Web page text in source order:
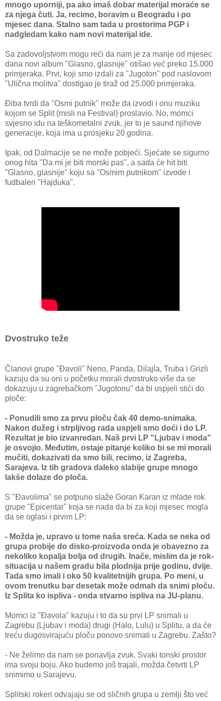
mnogo uporniji, pa ako imaš dobar materijal moraće se
za njega čuti. Ja, recimo, boravim u Beogradu i po
mjesec dana. Stalno sam tada u prostorima PGP i
nadgledam kako nam novi materijal ide.
Sa zadovoljstvom mogu reći da nam je za manje od mjesec
dana novi album "Glasno, glasnije" otišao već preko 15.000
primjeraka. Prvi, koji smo izdali za "Jugoton" pod naslovom
"Ulična molitva" dostigao je tiraž od 25.000 primjeraka.
Điba tvrdi da "Osmi putnik" može da izvodi i onu muziku
kojom se Split (misli na Festival) proslavio. No, momci
svjesno idu na teškometalni zvuk, jer to je saund njihove
generacije, koja ima u prosjeku 20 godina.
Ipak, od Dalmacije se ne može pobjeći. Sjećate se sigurno
onog hita "Da mi je biti morski pas", a sada će hit biti
"Glasno, glasnije" koju sa "Osmim putnikom" izvode i
fudbaleri "Hajduka".
Dvostruko teže
Članovi grupe "Đavoli" Neno, Panda, Dilajla, Truba i Grizli
kazuju da su oni u početku morali dvostruko više da se
dokazuju u zagrebačkom "Jugotonu" da bi uspjeli stići do
ploče:
- Ponudili smo za prvu ploču čak 40 demo-snimaka.
Nakon dužeg i strpljivog rada uspjeli smo doći i do LP.
Rezultat je bio izvanredan. Naš prvi LP "Ljubav i moda"
je osvojio. Međutim, ostaje pitanje koliko bi se mi morali
mučiti, dokazivati da smo bili, recimo, iz Zagreba,
Sarajeva. Iz tih gradova daleko slabije grupe mnogo
lakše dolaze do ploča.
S "Đavolima" se potpuno slaže Goran Karan iz mlade rok
grupe "Epicentar" koja se nada da bi za koji mjesec mogla
da se oglasi i prvim LP:
- Možda je, upravo u tome naša sreća. Kada se neka od
grupa probije do disko-proizvoda onda je obavezno za
nekoliko kopalja bolja od drugih. Inače, mislim da je rok-
situacija u našem gradu bila plodnija prije godinu, dvije.
Tada smo imali i oko 50 kvalitetnijih grupa. Po meni, u
ovom trenutku bar desetak može odmah da snimi ploču.
Iz Splita ko ispliva - onda stvarno ispliva na JU-planu.
Momci iz "Đavola" kazuju i to da su prvi LP snimali u
Zagrebu (Ljubav i moda) drugi (Halo, Lulu) u Splitu, a da će
treću dugosvirajuću ploču ponovo snimati u Zagrebu. Zašto?
- Ne želimo da nam se ponavlja zvuk. Svaki tonski prostor
ima svoju boju. Ako budemo još trajali, možda četvrti LP
snimimo u Sarajevu.
Splitski rokeri odvajaju se od sličnih grupa u zemlji što već